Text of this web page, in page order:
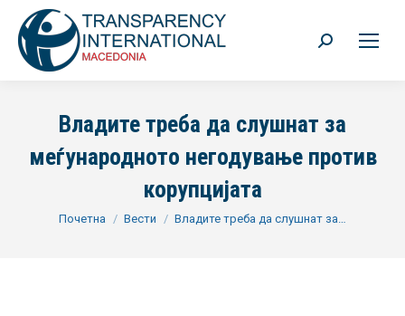
Search:
Владите треба да слушнат за
меѓународното негодување против
корупцијата
You are here:
Почетна Вести Владите треба да слушнат за…